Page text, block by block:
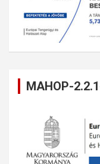
MAHOP-